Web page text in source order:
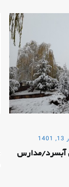
آبسرد/مدارس